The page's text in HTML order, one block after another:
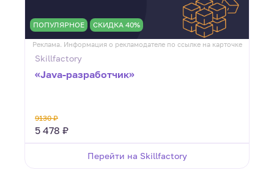
ПОПУЛЯРНОЕ СКИДКА 40%
Реклама. Информация о рекламодателе по ссылке на карточке
Skillfactory
«Java-разработчик»
9130 ₽
5 478 ₽
Перейти на Skillfactory